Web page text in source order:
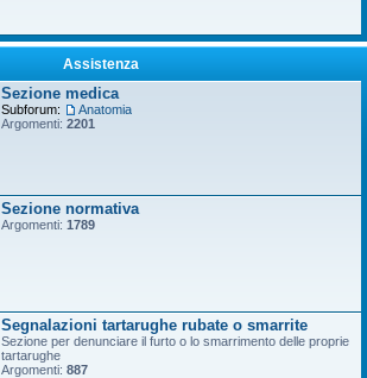
Assistenza
Sezione medica
Subforum:
Anatomia
Argomenti: 2201
Sezione normativa
Argomenti: 1789
Segnalazioni tartarughe rubate o smarrite
Sezione per denunciare il furto o lo smarrimento delle proprie
tartarughe
Argomenti: 887